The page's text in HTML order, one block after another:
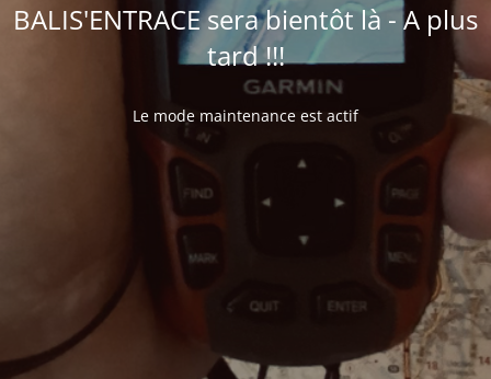
BALIS'ENTRACE sera bientôt là - A plus
tard !!!
Le mode maintenance est actif